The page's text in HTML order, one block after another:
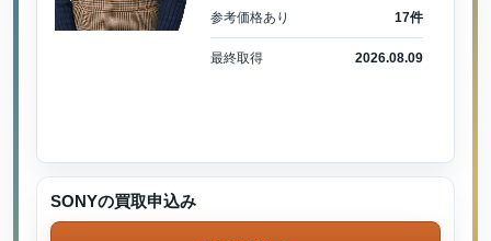
参考価格あり 17件
最終取得 2026.08.09
SONYの買取申込み